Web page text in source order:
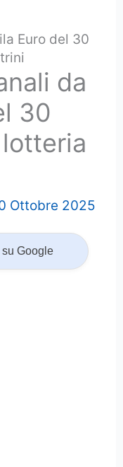
Euro del 30
da
30
Ottobre 2025
Google